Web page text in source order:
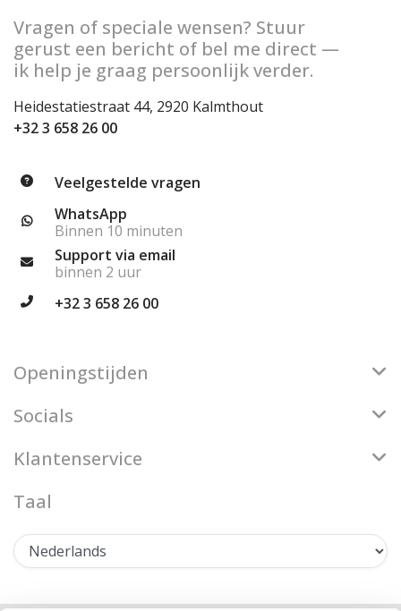
Vragen of speciale wensen? Stuur
gerust een bericht of bel me direct —
ik help je graag persoonlijk verder.
Heidestatiestraat 44, 2920 Kalmthout
+32 3 658 26 00
Veelgestelde vragen
WhatsApp
Binnen 10 minuten
Support via email
binnen 2 uur
+32 3 658 26 00
Openingstijden
Socials
Klantenservice
Taal